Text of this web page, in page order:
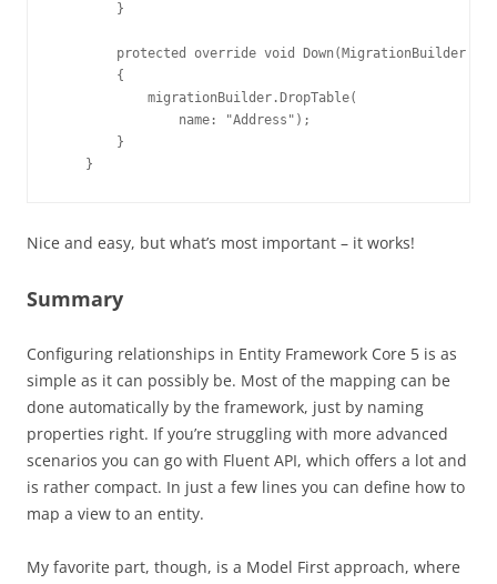
        }
protected override void Down(MigrationBuilder
        {
            migrationBuilder.DropTable(
                name: "Address");
        }
    }
Nice and easy, but what’s most important – it works!
Summary
Configuring relationships in Entity Framework Core 5 is as
simple as it can possibly be. Most of the mapping can be
done automatically by the framework, just by naming
properties right. If you’re struggling with more advanced
scenarios you can go with Fluent API, which offers a lot and
is rather compact. In just a few lines you can define how to
map a view to an entity.
My favorite part, though, is a Model First approach, where